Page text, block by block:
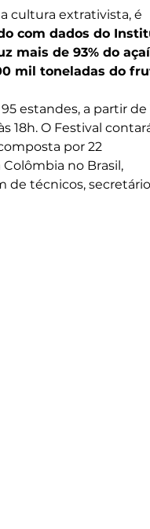
cultura extrativista, é
com dados do
mais de 93% do
mil toneladas do
estandes, a partir de
18h. O Festival
por 22
no Brasil,
de técnicos,